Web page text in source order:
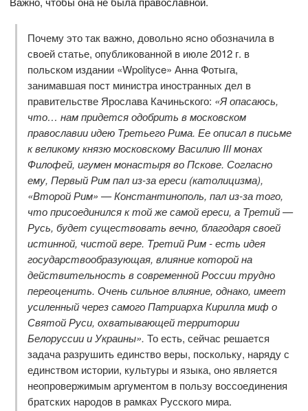
Почему это так важно, довольно ясно обозначила в
своей статье, опубликованной в июле 2012 г. в
польском издании «Wpolityce» Анна Фотыга,
занимавшая пост министра иностранных дел в
правительстве Ярослава Качиньского: «Я опасаюсь,
что… нам придется одобрить в московском
православии идею Третьего Рима. Ее описал в письме
к великому князю московскому Василию III монах
Филофей, игумен монастыря во Пскове. Согласно
ему, Первый Рим пал из-за ереси (католицизма),
«Второй Рим» — Константинополь, пал из-за того,
что присоединился к той же самой ереси, а Третий —
Русь, будет существовать вечно, благодаря своей
истинной, чистой вере. Третий Рим - есть идея
государствообразующая, влияние которой на
действительность в современной России трудно
переоценить. Очень сильное влияние, однако, имеет
усиленный через самого Патриарха Кирилла миф о
Святой Руси, охватывающей территории
Белоруссии и Украины». То есть, сейчас решается
задача разрушить единство веры, поскольку, наряду с
единством истории, культуры и языка, оно является
неопровержимым аргументом в пользу воссоединения
братских народов в рамках Русского мира.